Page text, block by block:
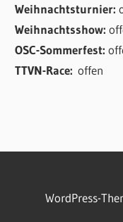
Weihnachtsturnier:
Weihnachtsshow:
OSC-Sommerfest:
TTVN-Race:offen
WordPress-